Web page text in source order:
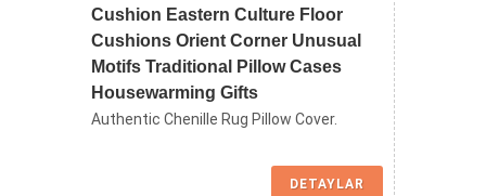
Cushion Eastern Culture Floor
Cushions Orient Corner Unusual
Motifs Traditional Pillow Cases
Housewarming Gifts
Authentic Chenille Rug Pillow Cover.
DETAYLAR